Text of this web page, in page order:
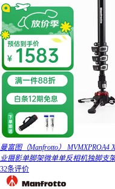
曼富图（Manfrotto） MVMXPROA4
业摄影单脚架微单单反相机独脚支
32条评价